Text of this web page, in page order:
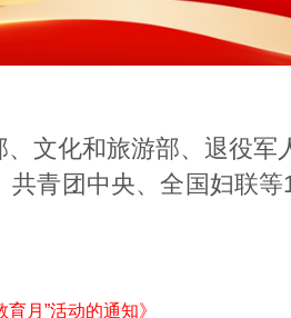
文化和旅游部、退役
青团中央、全国妇联
月”活动的通知》